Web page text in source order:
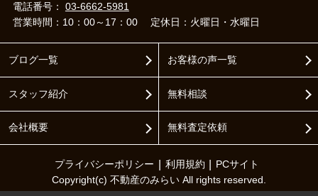
電話番号： 03-6662-5981
営業時間：10：00～17：00
定休日：火曜日・水曜日
ブログ一覧
スタッフ紹介
会社概要
お客様の声一覧
無料相談
無料査定依頼
プライバシーポリシー 利用規約
PCサイト
Copyright(c) 不動産のみらい All rights reserved.